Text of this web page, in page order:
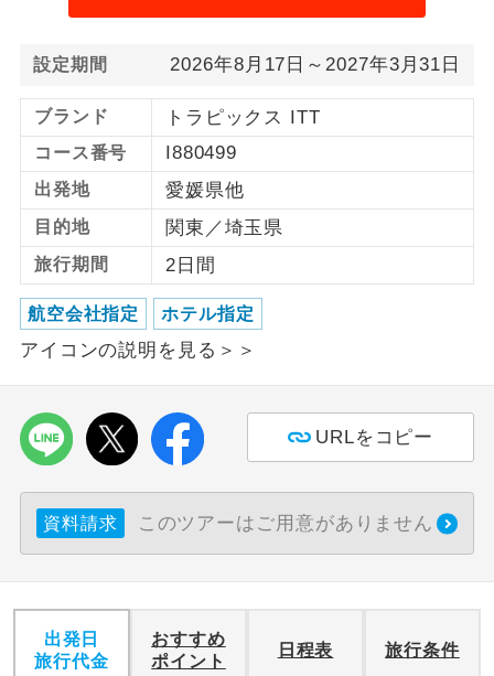
設定期間 2026年8月17日～2027年3月31日
ブランド トラピックス ITT
コース番号 I880499
出発地 愛媛県他
目的地 関東／埼玉県
旅行期間 2日間
航空会社指定 ホテル指定
アイコンの説明を見る＞＞
URLをコピー
資料請求 このツアーはご用意がありません
出発日
旅行代金
おすすめ
ポイント
日程表 旅行条件
金
コースです。
ご夫婦限定
ご夫婦限定でご参加いただけるコースで
す。
女性限定
女性限定でご参加いただけるコースで
す。
年齢制限あり
ご参加にあたり年齢に制限があるコース
です。
航空会社指定
利用航空会社が指定なので、ご出発の計
画にとても便利です。
す。
おひとり様バ
ス2席利用
す。